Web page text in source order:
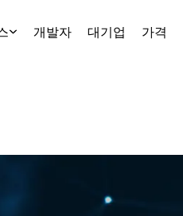
개발자 대기업 가격